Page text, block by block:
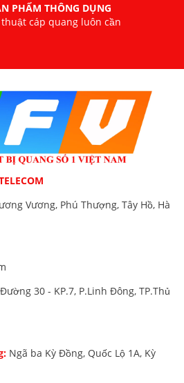
PHẨM THÔNG DỤNG
thuật cáp quang luôn cần
Vương, Phú Thượng, Tây Hồ, Hà
30 - KP.7, P.Linh Đông, TP.Thủ
Ngã ba Kỳ Đồng, Quốc Lộ 1A, Kỳ